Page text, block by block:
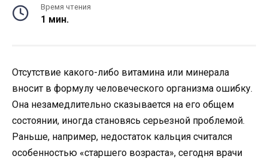
Время чтения
1 мин.
Отсутствие какого-либо витамина или минерала
вносит в формулу человеческого организма ошибку.
Она незамедлительно сказывается на его общем
состоянии, иногда становясь серьезной проблемой.
Раньше, например, недостаток кальция считался
особенностью «старшего возраста», сегодня врачи